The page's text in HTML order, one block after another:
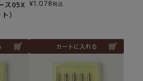
ス05X
）
¥1,078税込
カートに入れる